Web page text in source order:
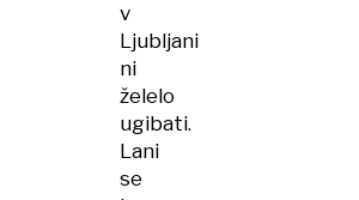
v
Ljubljani
ni
želelo
ugibati.
Lani
se